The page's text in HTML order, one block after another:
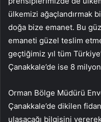
ülkemizi ağaçlandırmak
doğa bize emanet. Bu
emaneti güzel teslim
geçtiğimiz yıl tüm
Çanakkale’de ise 8
Orman Bölge Müdürü
Çanakkale’de dikilen
ulaşacağı bilgisini